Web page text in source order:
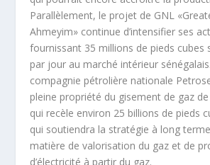
Parallèlement, le projet de GNL
Ahmeyim» continue d’intensifier ses
fournissant 35 millions de pieds cubes
par jour au marché intérieur
compagnie pétrolière nationale
pleine propriété du gisement de gaz
qui recèle environ 25 billions de pieds
qui soutiendra la stratégie à long
matière de valorisation du gaz et de
d’électricité à partir du gaz.